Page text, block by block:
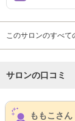
このサロンのすべて
サロンの口コミ
ももこさん